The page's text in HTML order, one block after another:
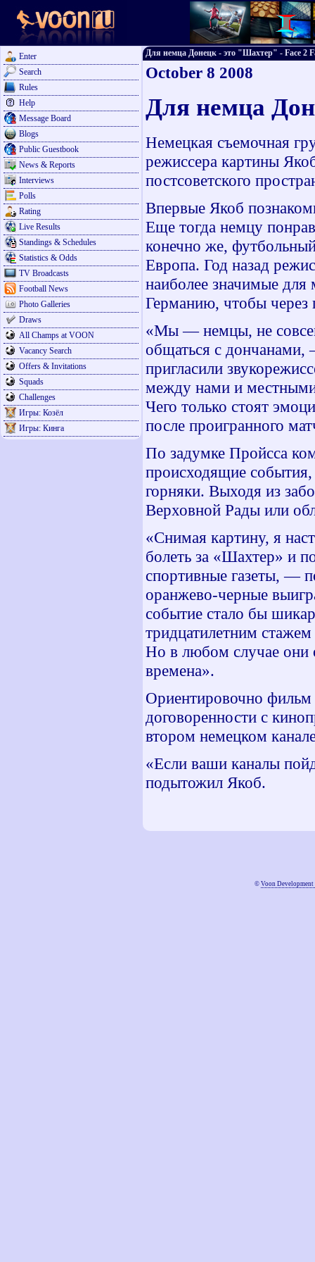
Enter
Search
Rules
Help
Message Board
Blogs
Public Guestbook
News & Reports
Interviews
Polls
Rating
Live Results
Standings & Schedules
Statistics & Odds
TV Broadcasts
Football News
Photo Galleries
Draws
All Champs at VOON
Vacancy Search
Offers & Invitations
Squads
Challenges
Игры: Козёл
Игры: Кинга
Для немца Донецк - это "Шахтер" - Face 2
October 8 2008
Для немца
Немецкая съемочная
режиссера картины
постсоветского
Впервые Якоб
Еще тогда немцу
конечно же,
Европа. Год назад
наиболее значимые
Германию, чтобы через
«Мы — немцы, не
общаться с
пригласили
между нами и
Чего только стоят
после проигранного
По задумке Пройсса
происходящие
горняки. Выходя из
Верховной Рады или
«Снимая картину, я
болеть за «Шахтер» и
спортивные газеты, —
оранжево-черные
событие стало бы
тридцатилетним
Но в любом случае они
времена».
Ориентировочно фильм
договоренности с
втором немецком
«Если ваши каналы
подытожил Якоб.
© Voon Development